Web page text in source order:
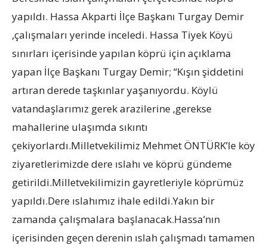
yapıldı. Hassa Akparti İlçe Başkanı Turgay Demir
,çalışmaları yerinde inceledi. Hassa Tiyek Köyü
sınırları içerisinde yapılan köprü için açıklama
yapan İlçe Başkanı Turgay Demir; “Kışın şiddetini
artıran derede taşkınlar yaşanıyordu. Köylü
vatandaşlarımız gerek arazilerine ,gerekse
mahallerine ulaşımda sıkıntı
çekiyorlardı.Milletvekilimiz Mehmet ÖNTÜRK’le köy
ziyaretlerimizde dere ıslahı ve köprü gündeme
getirildi.Milletvekilimizin gayretleriyle köprümüz
yapıldı.Dere ıslahımız ihale edildi.Yakın bir
zamanda çalışmalara başlanacak.Hassa’nın
içerisinden geçen derenin ıslah çalışmadı tamamen